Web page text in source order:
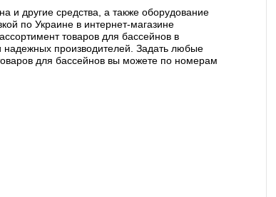
и другие средства, а также оборудование
по Украине в интернет-магазине
товаров для бассейнов в
надежных производителей. Задать любые
для бассейнов вы можете по номерам